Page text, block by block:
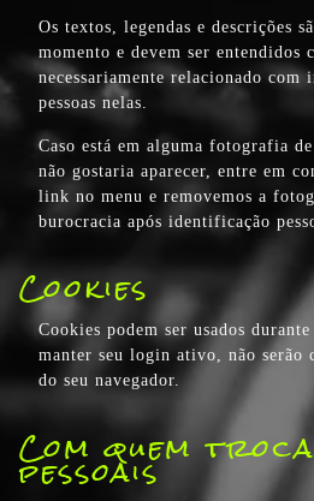
Os textos, legendas e descrições
momento e devem ser entendidos
necessariamente relacionado
pessoas nelas.
Caso está em alguma fotografia
não gostaria aparecer, entre em
link no menu e removemos a
burocracia após identificação
Cookies
Cookies podem ser usados
manter seu login ativo, não serão
do seu navegador.
Com quem
pessoais